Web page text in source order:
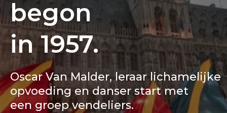
begon
in 1957.
Oscar Van Malder, leraar lichamelijke
opvoeding en danser start met
een groep vendeliers.